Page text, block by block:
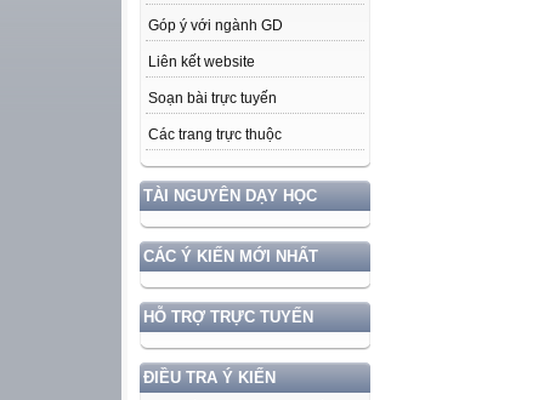
Góp ý với ngành GD
Liên kết website
Soạn bài trực tuyến
Các trang trực thuộc
TÀI NGUYÊN DẠY HỌC
CÁC Ý KIẾN MỚI NHẤT
HỖ TRỢ TRỰC TUYẾN
ĐIỀU TRA Ý KIẾN